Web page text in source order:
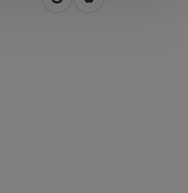
open in Google Maps
Open in Apple
- Open menu